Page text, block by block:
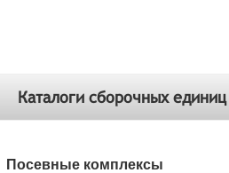
Каталоги сборочных единиц
Посевные комплексы